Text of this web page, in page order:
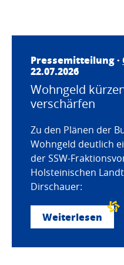
Pressemitteilung ·
22.07.2026
Wohngeld
verschärfen
Zu den Plänen der
Wohngeld deutlich
der SSW-
Holsteinischen
Dirschauer:
Weiterlesen